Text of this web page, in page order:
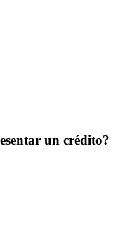
un crédito?